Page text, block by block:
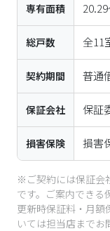
専有面積
総戸数 全11
契約期間 普通
保証会社 保証
損害保険 損害
※ご契約には保証会
です。ご案内できる
更新時保証料・月額
いては担当店までお